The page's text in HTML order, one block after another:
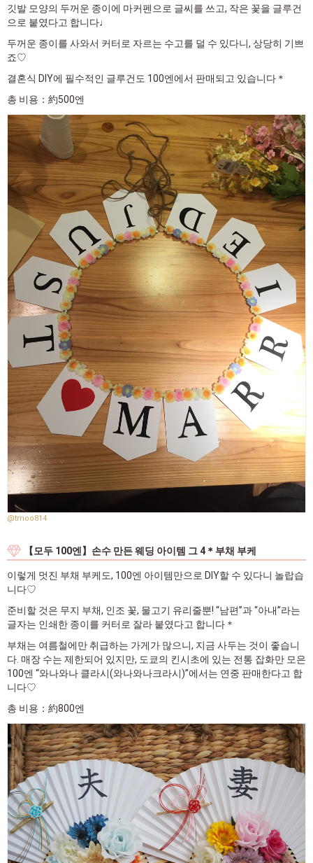
깃발 모양의 두꺼운 종이에 마커펜으로 글씨를 쓰고, 작은 꽃을 글루건
으로 붙였다고 합니다♩
두꺼운 종이를 사와서 커터로 자르는 수고를 덜 수 있다니, 상당히 기쁘
죠♡
결혼식 DIY에 필수적인 글루건도 100엔에서 판매되고 있습니다＊
총 비용：約500엔
@tmoo814
【모두 100엔】손수 만든 웨딩 아이템 그 4＊부채 부케
이렇게 멋진 부채 부케도, 100엔 아이템만으로 DIY할 수 있다니 놀랍습
니다♡
준비할 것은 무지 부채, 인조 꽃, 물고기 유리줄뿐! “남편”과 “아내”라는
글자는 인쇄한 종이를 커터로 잘라 붙였다고 합니다＊
부채는 여름철에만 취급하는 가게가 많으니, 지금 사두는 것이 좋습니
다. 매장 수는 제한되어 있지만, 도쿄의 킨시초에 있는 전통 잡화만 모은
100엔 “와나와나 클라시(와나와나크라시)”에서는 연중 판매한다고 합
니다♡
총 비용：約800엔